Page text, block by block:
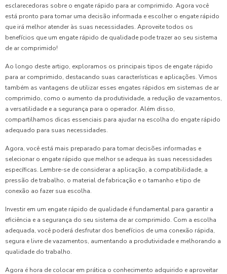
esclarecedoras sobre o engate rápido para ar comprimido. Agora você
está pronto para tomar uma decisão informada e escolher o engate rápido
que irá melhor atender às suas necessidades. Aproveite todos os
benefícios que um engate rápido de qualidade pode trazer ao seu sistema
de ar comprimido!
Ao longo deste artigo, exploramos os principais tipos de engate rápido
para ar comprimido, destacando suas características e aplicações. Vimos
também as vantagens de utilizar esses engates rápidos em sistemas de ar
comprimido, como o aumento da produtividade, a redução de vazamentos,
a versatilidade e a segurança para o operador. Além disso,
compartilhamos dicas essenciais para ajudar na escolha do engate rápido
adequado para suas necessidades.
Agora, você está mais preparado para tomar decisões informadas e
selecionar o engate rápido que melhor se adequa às suas necessidades
específicas. Lembre-se de considerar a aplicação, a compatibilidade, a
pressão de trabalho, o material de fabricação e o tamanho e tipo de
conexão ao fazer sua escolha.
Investir em um engate rápido de qualidade é fundamental para garantir a
eficiência e a segurança do seu sistema de ar comprimido. Com a escolha
adequada, você poderá desfrutar dos benefícios de uma conexão rápida,
segura e livre de vazamentos, aumentando a produtividade e melhorando a
qualidade do trabalho.
Agora é hora de colocar em prática o conhecimento adquirido e aproveitar